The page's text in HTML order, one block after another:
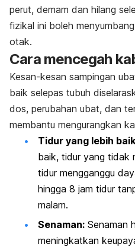
perut, demam dan hilang
fizikal ini boleh
otak.
Cara mencegah
Kesan-kesan sampingan
baik selepas tubuh
dos, perubahan ubat, dan
membantu mengurangkan
Tidur yang lebih
baik, tidur yang tidak
tidur mengganggu
hingga 8 jam tidur
malam.
Senaman: Senaman
meningkatkan